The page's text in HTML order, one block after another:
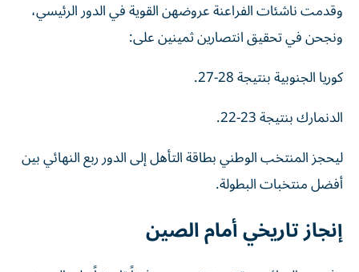
وقدمت ناشئات الفراعنة عروضهن القوية في الدور الرئيسي،
ونجحن في تحقيق انتصارين ثمينين على:
كوريا الجنوبية بنتيجة 28-27.
الدنمارك بنتيجة 23-22.
ليحجز المنتخب الوطني بطاقة التأهل إلى الدور ربع النهائي بين
أفضل منتخبات البطولة.
إنجاز تاريخي أمام الصين